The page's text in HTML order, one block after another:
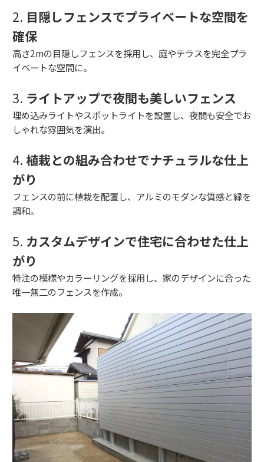
2. 目隠しフェンスでプライベートな空間を
確保
高さ2mの目隠しフェンスを採用し、庭やテラスを完全プラ
イベートな空間に。
3. ライトアップで夜間も美しいフェンス
埋め込みライトやスポットライトを設置し、夜間も安全でお
しゃれな雰囲気を演出。
4. 植栽との組み合わせでナチュラルな仕上
がり
フェンスの前に植栽を配置し、アルミのモダンな質感と緑を
調和。
5. カスタムデザインで住宅に合わせた仕上
がり
特注の模様やカラーリングを採用し、家のデザインに合った
唯一無二のフェンスを作成。